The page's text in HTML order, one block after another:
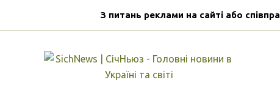
З питань реклами на сайті або